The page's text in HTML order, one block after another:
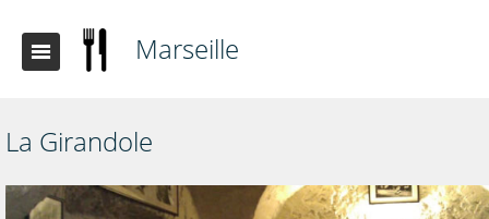
Marseille
La Girandole